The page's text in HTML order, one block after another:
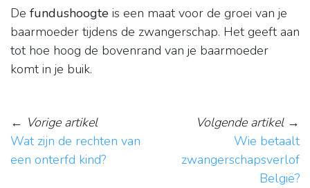
De fundushoogte is een maat voor de groei van je
baarmoeder tijdens de zwangerschap. Het geeft aan
tot hoe hoog de bovenrand van je baarmoeder
komt in je buik.
← Vorige artikel
Wat zijn de rechten van
een onterfd kind?
Volgende artikel→
Wie betaalt
zwangerschapsverlof
België?